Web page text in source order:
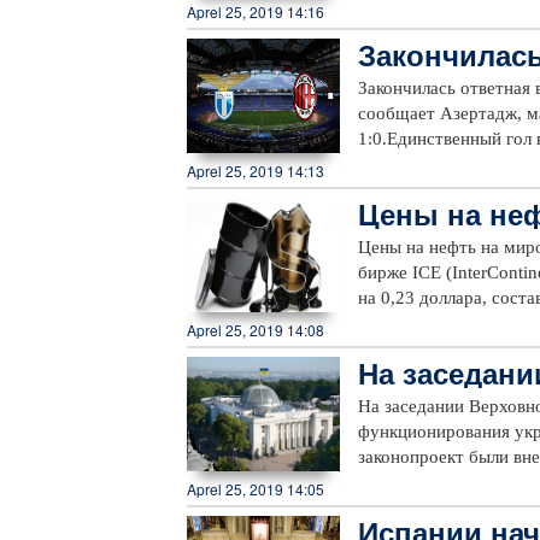
января - в матче с
всех турнирах
«Манчестер Сити»
вторым «Ливерпуль»
64 очка.В следующем
Мэтт Доэрти (37) и
Папастатопулос
1979 года. «Арсенал»
поражения.В
место, набрав 51
днем позднее в
Aprel 25, 2019 14:16
Италии
Закончилась
сообщает Азертадж,
1:0.Единственный
нулями на табло.
победитель пары
ничьей, но со счетом
четверг 25 апреля.
Aprel 25, 2019 14:13
Цены на
ли
Цены на нефть на
бирже ICE
на 0,23 доллара,
составила 65,94
Aprel 25, 2019 14:08
На
конопроект
На заседании
функционирования
законопроект были
заседания перед
демонстрантов,
Aprel 25, 2019 14:05
Испании